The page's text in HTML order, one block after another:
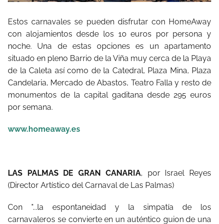
Estos carnavales se pueden disfrutar con HomeAway
con alojamientos desde los 10 euros por persona y
noche. Una de estas opciones es un apartamento
situado en pleno Barrio de la Viña muy cerca de la Playa
de la Caleta así como de la Catedral, Plaza Mina, Plaza
Candelaria, Mercado de Abastos, Teatro Falla y resto de
monumentos de la capital gaditana desde 295 euros
por semana.
www.homeaway.es
LAS PALMAS DE GRAN CANARIA, por Israel Reyes
(Director Artístico del Carnaval de Las Palmas)
Con "...la espontaneidad y la simpatía de los
carnavaleros se convierte en un auténtico guion de una